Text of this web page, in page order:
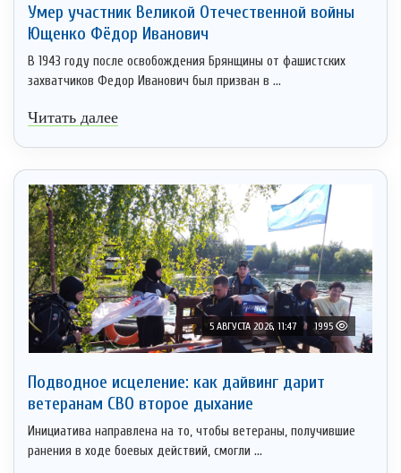
Умер участник Великой Отечественной войны
Ющенко Фёдор Иванович
В 1943 году после освобождения Брянщины от фашистских
захватчиков Федор Иванович был призван в ...
Читать далее
5 АВГУСТА 2026, 11:47 1995
Подводное исцеление: как дайвинг дарит
ветеранам СВО второе дыхание
Инициатива направлена на то, чтобы ветераны, получившие
ранения в ходе боевых действий, смогли ...